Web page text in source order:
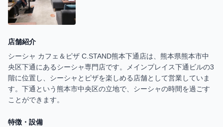
店舗紹介
シーシャ カフェ＆ピザ C.STAND熊本下通店は、熊本県熊本市中
央区下通にあるシーシャ専門店です。メインプレイス下通ビルの3
階に位置し、シーシャとピザを楽しめる店舗として営業していま
す。下通という熊本市中央区の立地で、シーシャの時間を過ごす
ことができます。
特徴・設備